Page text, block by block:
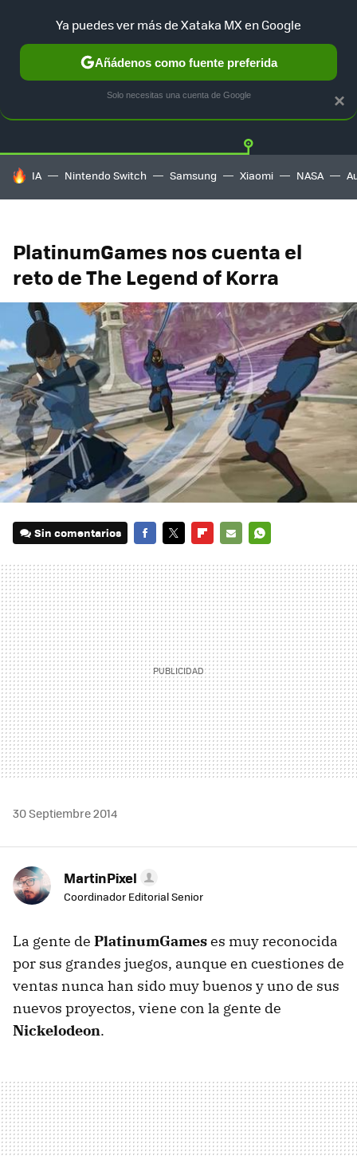
Twitter
HOY SE HABLA DE
IA Nintendo Switch Samsung Xiaomi NASA
PlatinumGames nos cuenta el
reto de The Legend of Korra
Sin comentarios
MAIL
30 Septiembre 2014
MartinPixel
Coordinador Editorial Senior
La gente de PlatinumGameses muy reconocida
por sus grandes juegos, aunque en cuestiones de
ventas nunca han sido muy buenos y uno de sus
nuevos proyectos, viene con la gente de
Nickelodeon.
×
Ya puedes ver más de Xataka MX en Google
Añádenos como fuente preferida
Solo necesitas una cuenta de Google